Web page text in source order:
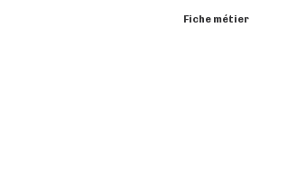
Fiche métier